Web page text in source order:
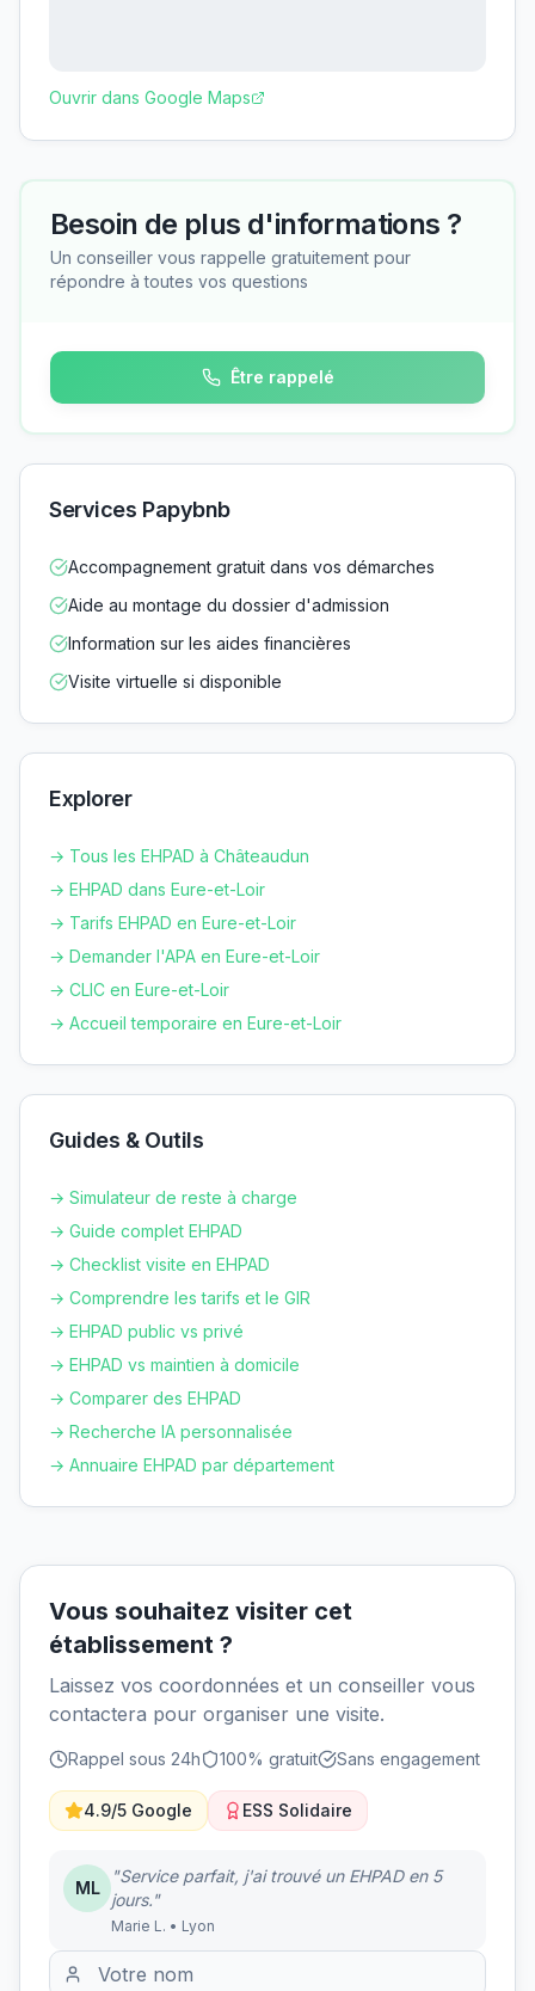
Ouvrir dans Google Maps
Besoin de plus d'informations ?
Un conseiller vous rappelle gratuitement pour
répondre à toutes vos questions
Être rappelé
Services Papybnb
Accompagnement gratuit dans vos démarches
Aide au montage du dossier d'admission
Information sur les aides financières
Visite virtuelle si disponible
Explorer
→ Tous les EHPAD à Châteaudun
→ EHPAD dans Eure-et-Loir
→ Tarifs EHPAD en Eure-et-Loir
→ Demander l'APA en Eure-et-Loir
→ CLIC en Eure-et-Loir
→ Accueil temporaire en Eure-et-Loir
Guides & Outils
→ Simulateur de reste à charge
→ Guide complet EHPAD
→ Checklist visite en EHPAD
→ Comprendre les tarifs et le GIR
→ EHPAD public vs privé
→ EHPAD vs maintien à domicile
→ Comparer des EHPAD
→ Recherche IA personnalisée
→ Annuaire EHPAD par département
Vous souhaitez visiter cet
établissement ?
Laissez vos coordonnées et un conseiller vous
contactera pour organiser une visite.
Rappel sous 24h 100% gratuit Sans engagement
4.9/5 Google ESS Solidaire
ML
"Service parfait, j'ai trouvé un EHPAD en 5
jours."
Marie L. • Lyon